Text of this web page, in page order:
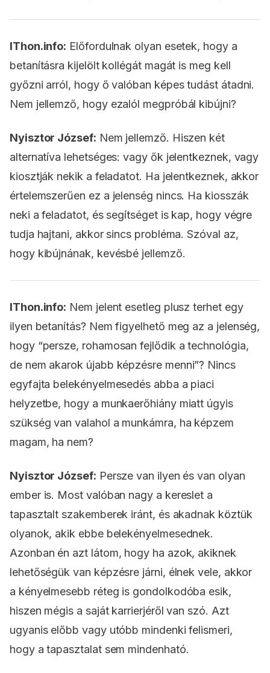
IThon.info: Előfordulnak olyan esetek, hogy a
betanításra kijelölt kollégát magát is meg kell
győzni arról, hogy ő valóban képes tudást átadni.
Nem jellemző, hogy ezalól megpróbál kibújni?
Nyisztor József: Nem jellemző. Hiszen két
alternatíva lehetséges: vagy ők jelentkeznek, vagy
kiosztják nekik a feladatot. Ha jelentkeznek, akkor
értelemszerűen ez a jelenség nincs. Ha kiosszák
neki a feladatot, és segítséget is kap, hogy végre
tudja hajtani, akkor sincs probléma. Szóval az,
hogy kibújnának, kevésbé jellemző.
IThon.info: Nem jelent esetleg plusz terhet egy
ilyen betanítás? Nem figyelhető meg az a jelenség,
hogy “persze, rohamosan fejlődik a technológia,
de nem akarok újabb képzésre menni”? Nincs
egyfajta belekényelmesedés abba a piaci
helyzetbe, hogy a munkaerőhiány miatt úgyis
szükség van valahol a munkámra, ha képzem
magam, ha nem?
Nyisztor József: Persze van ilyen és van olyan
ember is. Most valóban nagy a kereslet a
tapasztalt szakemberek iránt, és akadnak köztük
olyanok, akik ebbe belekényelmesednek.
Azonban én azt látom, hogy ha azok, akiknek
lehetőségük van képzésre járni, élnek vele, akkor
a kényelmesebb réteg is gondolkodóba esik,
hiszen mégis a saját karrierjéről van szó. Azt
ugyanis előbb vagy utóbb mindenki felismeri,
hogy a tapasztalat sem mindenható.